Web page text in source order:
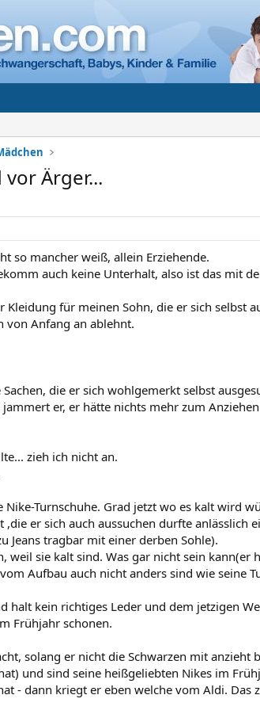
Ärger...
so mancher weiß, allein Erziehende.
auch keine Unterhalt, also ist das mit
Kleidung für meinen Sohn, die er sich selbst
von Anfang an ablehnt.
die er sich wohlgemerkt selbst
er, er hätte nichts mehr zum
zieh ich nicht an.
Nike-Turnschuhe. Grad jetzt wo es kalt wird
,die er sich auch aussuchen durfte anlässlich
Jeans tragbar mit einer derben Sohle).
weil sie kalt sind. Was gar nicht sein
Aufbau auch nicht anders sind wie seine
halt kein richtiges Leder und dem jetzigen
Frühjahr schonen.
solang er nicht die Schwarzen mit anzieht
und sind seine heißgeliebten Nikes im
- dann kriegt er eben welche vom Aldi. Das